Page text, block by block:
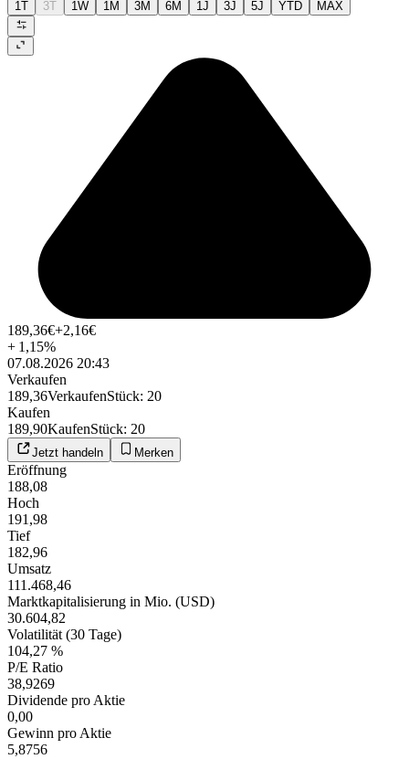
1T 3T 1W 1M 3M 6M 1J 3J 5J YTD MAX
189,36€+2,16€
+ 1,15%
07.08.2026 20:43
Verkaufen
189,36VerkaufenStück: 20
Kaufen
189,90KaufenStück: 20
Jetzt handeln Merken
Eröffnung
188,08
Hoch
191,98
Tief
182,96
Umsatz
111.468,46
Marktkapitalisierung in Mio. (USD)
30.604,82
Volatilität (30 Tage)
104,27 %
P/E Ratio
38,9269
Dividende pro Aktie
0,00
Gewinn pro Aktie
5,8756